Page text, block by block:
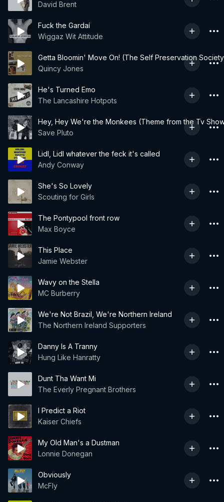
David Brent
Fuck the Gardaí
Wiggaz Wit Attitude
Getta Bloomin' Move On! (The Self Preservation
Quincy Jones
He's Turned Emo
The Lancashire Hotpots
Hey, Hey We're the Monkees (Theme from the Tv
Save Pluto
Lidl, Lidl whatever the feck it's called
Andy Conway
She's So Lovely
Scouting for Girls
The Pontypool front row
Max Boyce
This Place
Jamie Webster
Wavy on the Stella
MC Burberry
We're Not Brazil, We're Northern Ireland
The Northern Ireland Supporters
Danny Is A Tranny
Hung Like Hanratty
Dunt Tha Want Mi
The Everly Pregnant Brothers
I Predict a Riot
Kaiser Chiefs
My Old Man's a Dustman
Lonnie Donegan
Obviously
McFly